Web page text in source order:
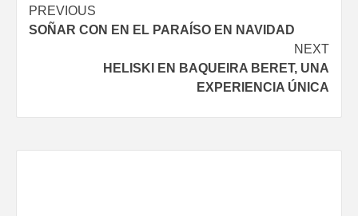
Continue
Reading
PREVIOUS
SOÑAR CON EN EL PARAÍSO EN NAVIDAD
NEXT
HELISKI EN BAQUEIRA BERET, UNA
EXPERIENCIA ÚNICA